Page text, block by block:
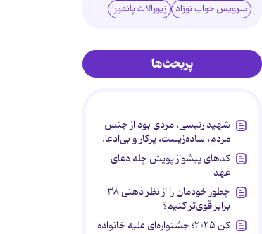
سرویس خواب نوزاد زیورآلات پاندورا
پربحث‌ها
شهید رئیسی، مردی بود از جنس
مردم، ساده‌زیست، پرکار و بی‌ادعا.
کدهای پیشواز پویش چله دعای
عهد
چطور خودمان را از نظر ذهنی ۳۸
برابر قوی‌تر کنیم؟
کن ۲۰۲۵؛ جشنواره‌ای علیه خانواده